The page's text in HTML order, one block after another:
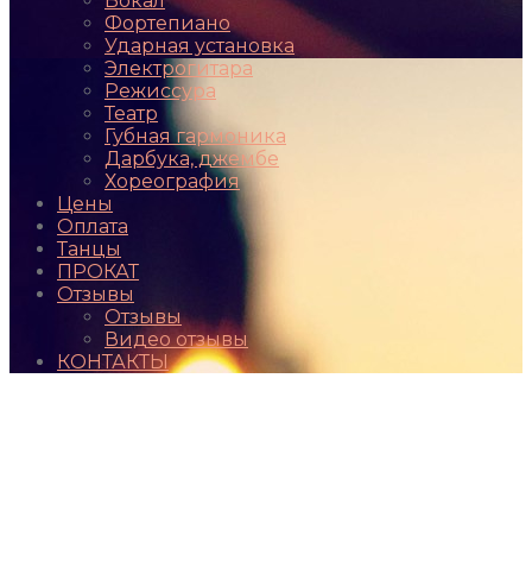
Фортепиано
Ударная установка
Электрогитара
Режиссура
Театр
Губная гармоника
Дарбука, джембе
Хореография
Цены
Оплата
Танцы
ПРОКАТ
Отзывы
Отзывы
Видео отзывы
КОНТАКТЫ